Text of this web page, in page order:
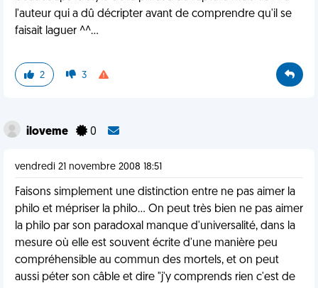
l'auteur qui a dû décripter avant de comprendre qu'il se
faisait laguer ^^...
2 3
iloveme 0
vendredi 21 novembre 2008 18:51
Faisons simplement une distinction entre ne pas aimer la
philo et mépriser la philo... On peut très bien ne pas aimer
la philo par son paradoxal manque d'universalité, dans la
mesure où elle est souvent écrite d'une manière peu
compréhensible au commun des mortels, et on peut
aussi péter son câble et dire "j'y comprends rien c'est de